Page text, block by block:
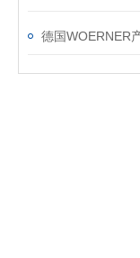
德国WOERNER